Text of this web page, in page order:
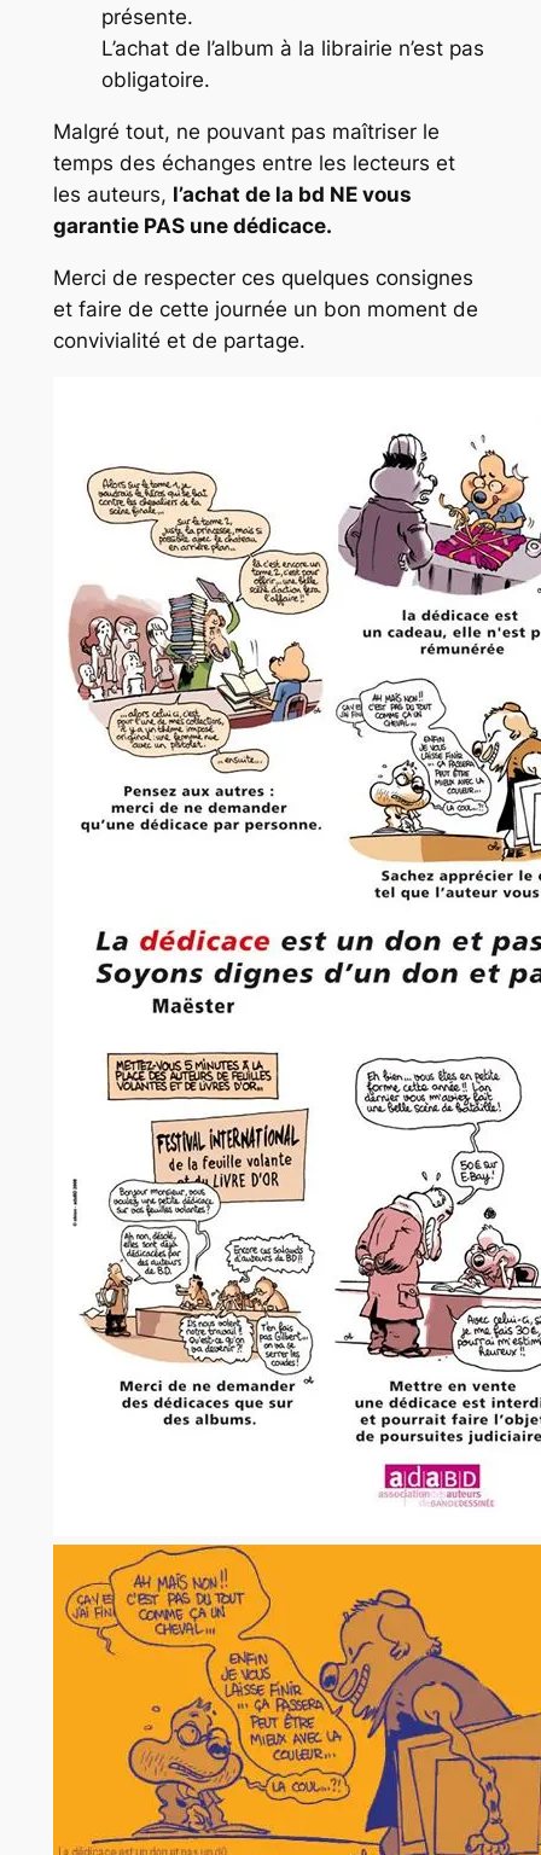
présente.
L’achat de l’album à la librairie n’est pas
obligatoire.
Malgré tout, ne pouvant pas maîtriser le
temps des échanges entre les lecteurs et
les auteurs, l’achat de la bd NE vous
garantie PAS une dédicace.
Merci de respecter ces quelques consignes
et faire de cette journée un bon moment de
convivialité et de partage.